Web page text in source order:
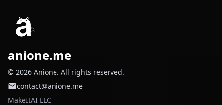
anione.me
© 2026 Anione. All rights reserved.
contact@anione.me
MakeItAI LLC